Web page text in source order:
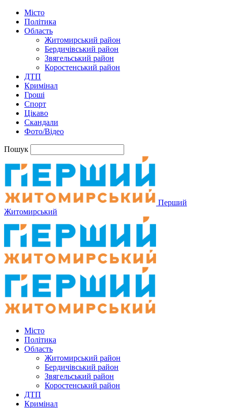
Місто
Політика
Область
Житомирський район
Бердичівський район
Звягельський район
Коростенський район
ДТП
Кримінал
Гроші
Спорт
Цікаво
Скандали
Фото/Відео
Пошук
Перший
Житомирський
Місто
Політика
Область
Житомирський район
Бердичівський район
Звягельський район
Коростенський район
ДТП
Кримінал